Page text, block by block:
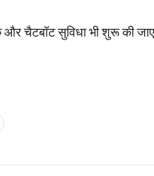
चैटबॉट सुविधा भी शुरू की